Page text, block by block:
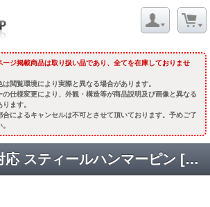
ージ掲載商品は取り扱い品であり、全てを在庫しておりませ
は閲覧環境により実際と異なる場合があります。
の仕様変更により、外観・構造等が商品説明及び画像と異なる
ます。
合によるキャンセルは不可とさせて頂いております。予めご了
WE P90 GBB対応 スティールハンマーピン [02284] [取寄]